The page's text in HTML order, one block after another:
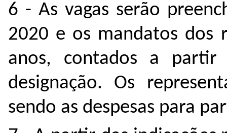
6 - As vagas serão
2020 e os mandatos dos
anos, contados a
designação. Os
sendo as despesas para